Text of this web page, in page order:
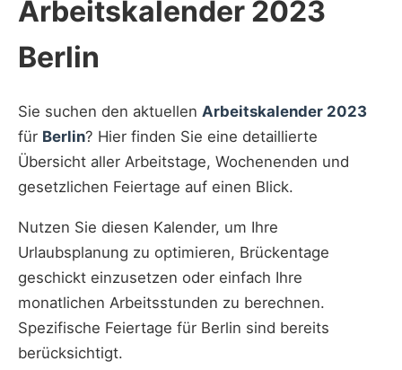
Arbeitskalender 2023
Berlin
Sie suchen den aktuellen Arbeitskalender 2023
für Berlin? Hier finden Sie eine detaillierte
Übersicht aller Arbeitstage, Wochenenden und
gesetzlichen Feiertage auf einen Blick.
Nutzen Sie diesen Kalender, um Ihre
Urlaubsplanung zu optimieren, Brückentage
geschickt einzusetzen oder einfach Ihre
monatlichen Arbeitsstunden zu berechnen.
Spezifische Feiertage für Berlin sind bereits
berücksichtigt.